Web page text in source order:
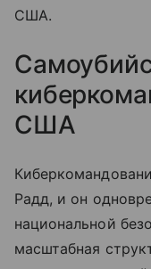
США.
США
Радд, и он
национальной
масштабная